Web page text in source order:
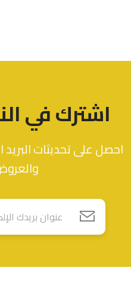
اشترك في
احصل على تحديثات البريد